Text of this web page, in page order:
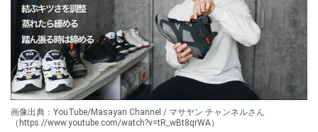
画像出典：YouTube/Masayan Channel / マサヤン チャンネルさん
（https://www.youtube.com/watch?v=tR_wBt8qrWA）